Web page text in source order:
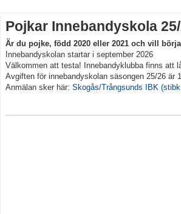
Pojkar Innebandyskola
Är du pojke, född 2020 eller 2021 och vill
Innebandyskolan startar i september 2026
Välkommen att testa! Innebandyklubba finns att
Avgiften för innebandyskolan säsongen 25/26 är
Anmälan sker här: Skogås/Trångsunds IBK